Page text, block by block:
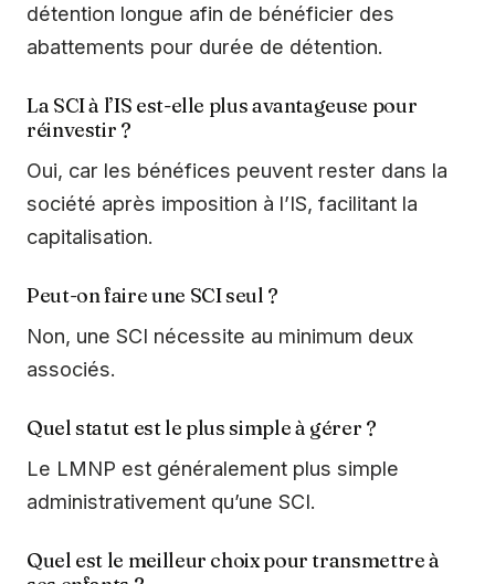
détention longue afin de bénéficier des
abattements pour durée de détention.
La SCI à l’IS est-elle plus avantageuse pour
réinvestir ?
Oui, car les bénéfices peuvent rester dans la
société après imposition à l’IS, facilitant la
capitalisation.
Peut-on faire une SCI seul ?
Non, une SCI nécessite au minimum deux
associés.
Quel statut est le plus simple à gérer ?
Le LMNP est généralement plus simple
administrativement qu’une SCI.
Quel est le meilleur choix pour transmettre à